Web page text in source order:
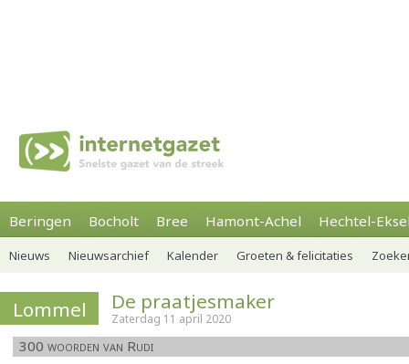
Beringen Bocholt Bree Hamont-Achel Hechtel-
Nieuws Nieuwsarchief Kalender Groeten & felicitaties
Lommel De praatjesmaker
Zaterdag 11 april 2020
300 woorden van Rudi